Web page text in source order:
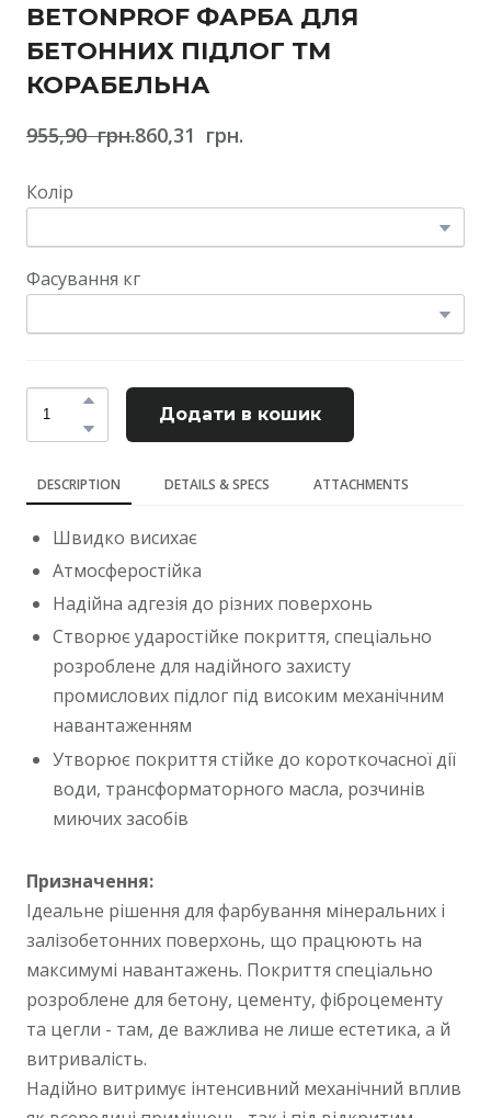
BETONPROF ФАРБА ДЛЯ
БЕТОННИХ ПІДЛОГ ТМ
КОРАБЕЛЬНА
955,90  грн.860,31  грн.
Колір
Фасування кг
Додати в кошик
DESCRIPTION DETAILS & SPECS ATTACHMENTS
Швидко висихає
Атмосферостійка
Надійна адгезія до різних поверхонь
Створює ударостійке покриття, спеціально
розроблене для надійного захисту
промислових підлог під високим механічним
навантаженням
Утворює покриття стійке до короткочасної дії
води, трансформаторного масла, розчинів
миючих засобів
Призначення:
Ідеальне рішення для фарбування мінеральних і
залізобетонних поверхонь, що працюють на
максимумі навантажень. Покриття спеціально
розроблене для бетону, цементу, фіброцементу
та цегли - там, де важлива не лише естетика, а й
витривалість.
Надійно витримує інтенсивний механічний вплив